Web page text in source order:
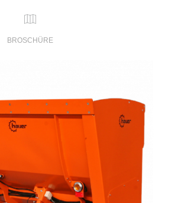
BROSCHÜRE